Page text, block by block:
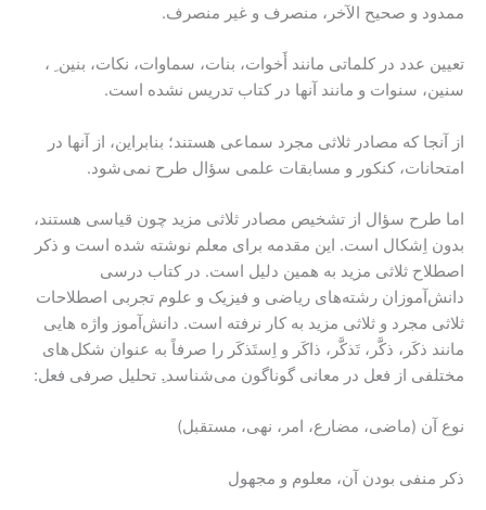
ممدود و صحیح الآخر، منصرف و غیر منصرف.
تعیین عدد در کلماتی مانند أَخوات، بنات، سماوات، نکات، بنین ِ ،
سنین، سنوات و مانند آنها در کتاب تدریس نشده است.
از آنجا که مصادر ثلاثی مجرد سماعی هستند؛ بنابراین، از آنها در
امتحانات، کنکور و مسابقات علمی سؤال طرح نمی شود.
اما طرح سؤال از تشخیص مصادر ثلاثی مزید چون قیاسی هستند،
بدون اِشکال است. این مقدمه برای معلم نوشته شده است و ذکر
اصطلاح ثلاثی مزید به همین دلیل است. در کتاب درسی
دانش‌آموزان رشته‌های ریاضی و فیزیک و علوم تجربی اصطلاحات
ثلاثی مجرد و ثلاثی مزید به کار نرفته است. دانش‌آموز واژه هایی
مانند ذکَر، ذکَّر، تَذکَّر، ذاکَر و اِستَذکَر را صرفاً به عنوان شکل های
مختلفی از فعل در معانی گوناگون می‌شناسد.ِ تحلیل صرفی فعل:
نوع آن (ماضی، مضارع، امر، نهی، مستقبل)
ذکر منفی بودن آن، معلوم و مجهول